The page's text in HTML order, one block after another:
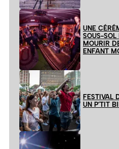
UNE
SOUS-SOL
MOURIR
ENFANT
FESTIVAL
UN P’TIT